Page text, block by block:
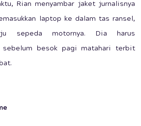
Rian menyambar jaket jurnalisnya
laptop ke dalam tas ransel,
sepeda motornya. Dia harus
sebelum besok pagi matahari terbit